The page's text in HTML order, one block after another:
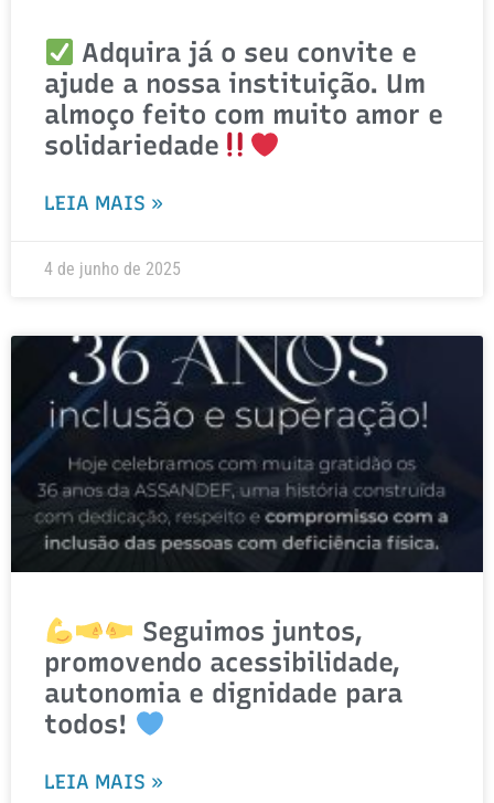
Adquira já o seu convite e
ajude a nossa instituição. Um
almoço feito com muito amor e
solidariedade
LEIA MAIS »
4 de junho de 2025
Seguimos juntos,
promovendo acessibilidade,
autonomia e dignidade para
todos!
LEIA MAIS »